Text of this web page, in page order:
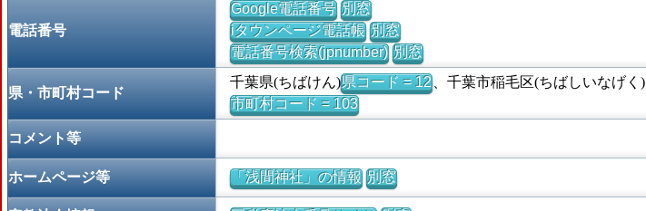
電話番号
Google電話番号 別窓
iタウンページ電話帳 別窓
電話番号検索(jpnumber) 別窓
県・市町村コード
千葉県(ちばけん)県コード = 12、千葉市稲毛区(ちばしいなげく)
市町村コード = 103
コメント等
ホームページ等 「浅間神社」の情報 別窓